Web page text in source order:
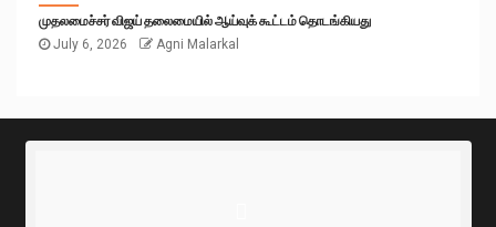
முதலமைச்சர் விஜய் தலைமையில் ஆய்வுக் கூட்டம் தொடங்கியது
July 6, 2026
Agni Malarkal